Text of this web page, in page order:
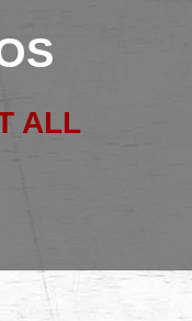
ALL